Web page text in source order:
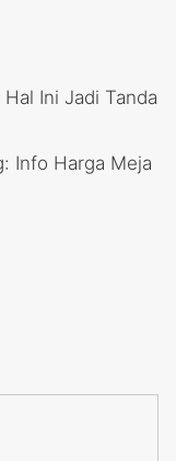
Ini Jadi Tanda
Info Harga Meja